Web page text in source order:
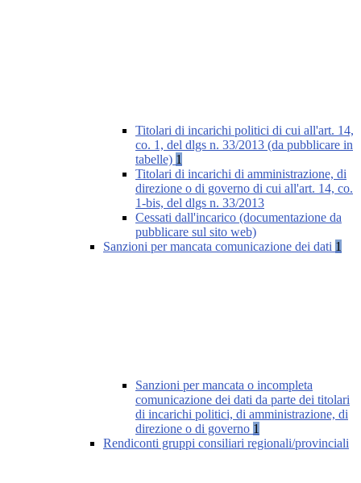
Titolari di incarichi politici di cui all'art. 14,
co. 1, del dlgs n. 33/2013 (da pubblicare in
tabelle) 1
Titolari di incarichi di amministrazione, di
direzione o di governo di cui all'art. 14, co.
1-bis, del dlgs n. 33/2013
Cessati dall'incarico (documentazione da
pubblicare sul sito web)
Sanzioni per mancata comunicazione dei dati 1
Sanzioni per mancata o incompleta
comunicazione dei dati da parte dei titolari
di incarichi politici, di amministrazione, di
direzione o di governo 1
Rendiconti gruppi consiliari regionali/provinciali